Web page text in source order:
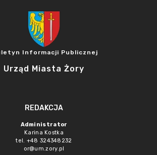
Informacji Publicznej
Urząd Miasta Żory
REDAKCJA
Administrator
Karina Kostka
tel. +48 324348232
or@um.zory.pl